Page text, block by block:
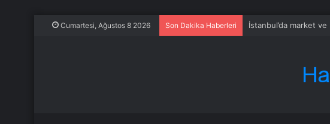
Cumartesi, Ağustos 8 2026 Son Dakika Haberleri İstanbul’da market